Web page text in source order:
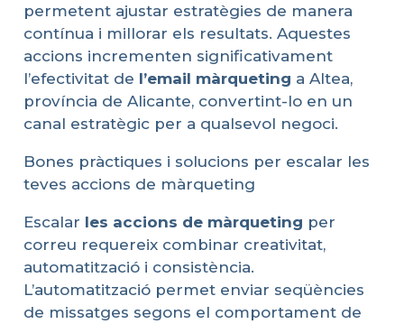
permetent ajustar estratègies de manera
contínua i millorar els resultats. Aquestes
accions incrementen significativament
l’efectivitat de l’email màrqueting a Altea,
província de Alicante, convertint-lo en un
canal estratègic per a qualsevol negoci.
Bones pràctiques i solucions per escalar les
teves accions de màrqueting
Escalar les accions de màrqueting per
correu requereix combinar creativitat,
automatització i consistència.
L’automatització permet enviar seqüències
de missatges segons el comportament de